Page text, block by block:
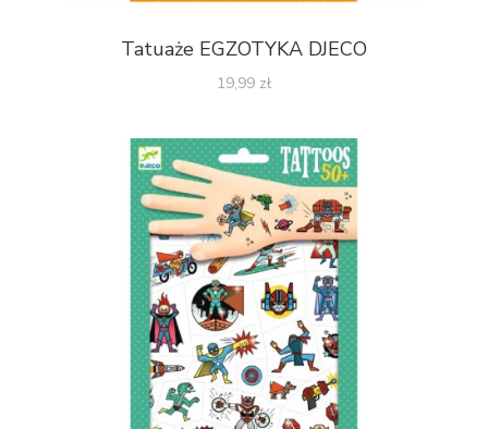
Tatuaże EGZOTYKA DJECO
19,99 zł